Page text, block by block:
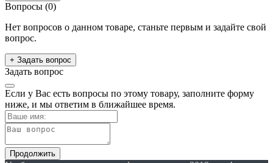
Вопросы (0)
Нет вопросов о данном товаре, станьте первым и задайте свой
вопрос.
+ Задать вопрос
Задать вопрос
Если у Вас есть вопросы по этому товару, заполните форму
ниже, и мы ответим в ближайшее время.
Продолжить